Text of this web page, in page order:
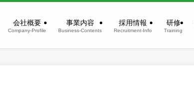
会社概要
Company-Profile
事業内容
Business-Contents
採用情報
Recruitment-Info
研修
Training